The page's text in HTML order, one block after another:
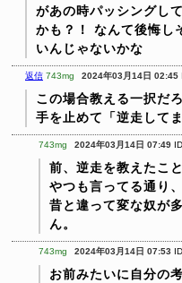
があの時パッシングし
かも？！
なんて後悔し
いんじゃないかな
返信 743mg 2024年03月14日 02:45
この場合教える一択だ
手を止めて「逆走して
743mg 2024年03月14日 07:49
前、逆走を教えたこ
やつも言ってる通り
昔と違って変な奴が
ん。
743mg 2024年03月14日 07:53
お前みたいに自分の